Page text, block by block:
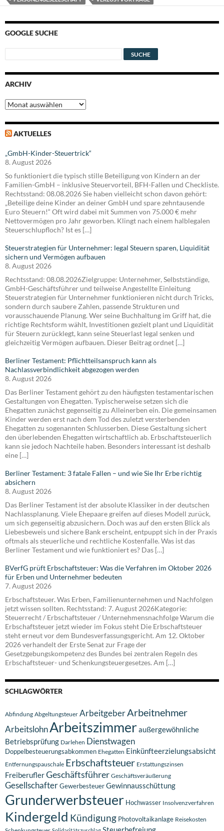
GOOGLE SUCHE
ARCHIV
Archiv
AKTUELLES
„GmbH-Kinder-Steuertrick“
8. August 2026
So funktioniert die typisch stille Beteiligung von Kindern an der
Familien-GmbH – inklusive Steuervorteil, BFH-Fallen und Checkliste.
Rechtsstand: 08.08.2026 Sie haben vielleicht schon davon gehört:
„Beteilige deine Kinder an deiner GmbH und spare zehntausende
Euro Steuern!“ Oft wird dabei mit Summen von 75.000 € mehr
Nettovermögen pro Jahr geworben. Klingt nach einem halblegalen
Steuerschlupfloch? Ist es […]
Steuerstrategien für Unternehmer: legal Steuern sparen, Liquidität
sichern und Vermögen aufbauen
8. August 2026
Rechtsstand: 08.08.2026Zielgruppe: Unternehmer, Selbstständige,
GmbH-Geschäftsführer und teilweise Angestellte Einleitung
Steuerstrategien für Unternehmer funktionieren nicht durch Tricks,
sondern durch saubere Zahlen, passende Strukturen und
vorausschauende Planung. Wer seine Buchhaltung im Griff hat, die
richtige Rechtsform wählt, Investitionen gezielt plant und Liquidität
für Steuern zurücklegt, kann seine Steuerlast legal senken und
gleichzeitig Vermögen aufbauen. Dieser Beitrag ordnet […]
Berliner Testament: Pflichtteilsanspruch kann als
Nachlassverbindlichkeit abgezogen werden
8. August 2026
Das Berliner Testament gehört zu den häufigsten testamentarischen
Gestaltungen von Ehegatten. Typischerweise setzen sich die
Ehegatten zunächst gegenseitig zu Alleinerben ein. Die gemeinsamen
Kinder werden erst nach dem Tod des zuletzt versterbenden
Ehegatten zu sogenannten Schlusserben. Diese Gestaltung sichert
den überlebenden Ehegatten wirtschaftlich ab. Erbschaftsteuerlich
kann sie jedoch Nachteile haben. Besonders interessant ist deshalb
eine […]
Berliner Testament: 3 fatale Fallen – und wie Sie Ihr Erbe richtig
absichern
8. August 2026
Das Berliner Testament ist der absolute Klassiker in der deutschen
Nachlassplanung. Viele Ehepaare greifen auf dieses Modell zurück,
um sich gegenseitig abzusichern. Doch was auf den ersten Blick als
Liebesbeweis und sichere Bank erscheint, entpuppt sich in der Praxis
oftmals als steuerliche und rechtliche Kostenfalle. Was ist das
Berliner Testament und wie funktioniert es? Das […]
BVerfG prüft Erbschaftsteuer: Was die Verfahren im Oktober 2026
für Erben und Unternehmer bedeuten
7. August 2026
Erbschaftsteuer. Was Erben, Familienunternehmen und Nachfolgen
jetzt wissen sollten. Rechtsstand: 7. August 2026Kategorie:
Steuerrecht / Erbschaftsteuer / Unternehmensnachfolge Warum die
Erbschaftsteuer jetzt wieder im Fokus steht Die Erbschaftsteuer
steht erneut vor dem Bundesverfassungsgericht. Am 12. Oktober
2026 verhandelt der Erste Senat zur Frage der
Gesetzgebungskompetenz des Bundes bei zentralen Regeln des
Erbschaftsteuer- und Schenkungsteuergesetzes. Am […]
SCHLAGWÖRTER
Abfindung Abgeltungsteuer ArbeitgeberArbeitnehmer
ArbeitslohnArbeitszimmeraußergewöhnliche
Betriebsprüfung Darlehen Dienstwagen
Doppelbesteuerungsabkommen Ehegatten Einkünfteerzielungsabsicht
Entfernungspauschale Erbschaftsteuer Erstattungszinsen
FreiberuflerGeschäftsführer Geschäftsveräußerung
GesellschafterGewerbesteuerGewinnausschüttung
Grunderwerbsteuer Hochwasser Insolvenzverfahren
Kindergeld Kündigung Photovoltaikanlage Reisekosten